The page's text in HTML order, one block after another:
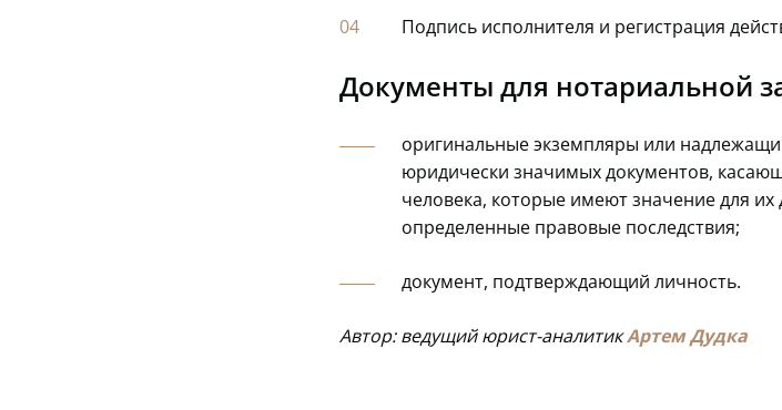
Подпись исполнителя и регистрация
Документы для нотариальной
оригинальные экземпляры или
юридически значимых документов,
человека, которые имеют значение для
определенные правовые последствия;
документ, подтверждающий личность.
Автор: ведущий юрист-аналитикАртем Дудка